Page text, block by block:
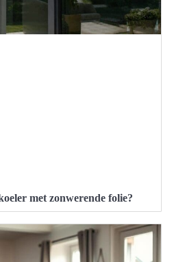
met zonwerende folie?